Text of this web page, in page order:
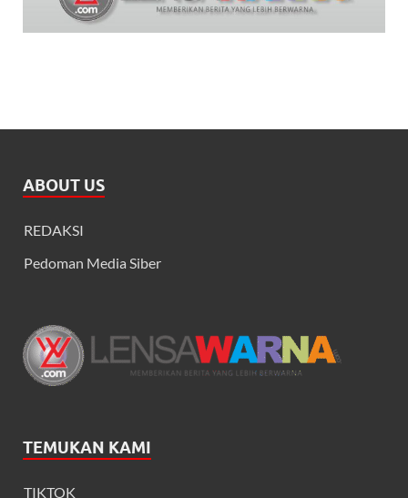
ABOUT US
REDAKSI
Pedoman Media Siber
TEMUKAN KAMI
TIKTOK